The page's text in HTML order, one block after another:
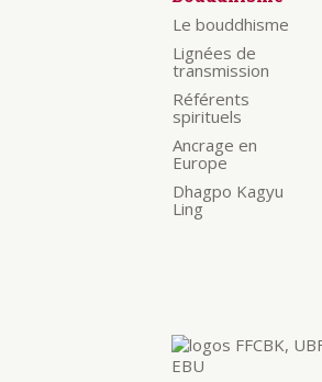
Le bouddhisme
Lignées de
transmission
Référents
spirituels
Ancrage en
Europe
Dhagpo Kagyu
Ling